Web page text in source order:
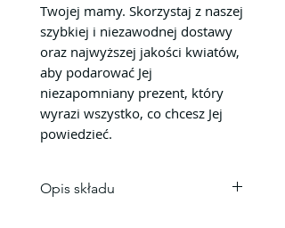
Twojej mamy. Skorzystaj z naszej
szybkiej i niezawodnej dostawy
oraz najwyższej jakości kwiatów,
aby podarować Jej
niezapomniany prezent, który
wyrazi wszystko, co chcesz Jej
powiedzieć.
Opis składu